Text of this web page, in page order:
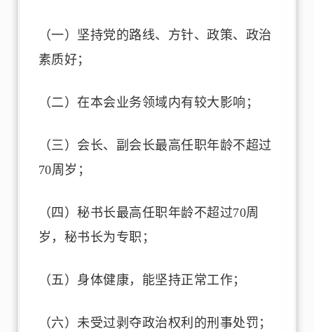
（一）坚持党的路线、方针、政策、政治
素质好；
（二）在本会业务领域内有较大影响；
（三）会长、副会长最高任职年龄不超过
70周岁；
（四）秘书长最高任职年龄不超过70周
岁，秘书长为专职；
（五）身体健康，能坚持正常工作；
（六）未受过剥夺政治权利的刑事处罚；